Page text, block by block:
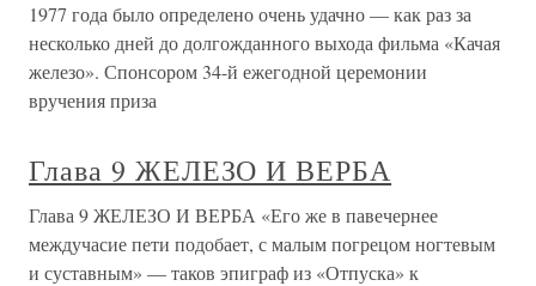
1977 года было определено очень удачно — как раз за
несколько дней до долгожданного выхода фильма «Качая
железо». Спонсором 34-й ежегодной церемонии
вручения приза
Глава 9 ЖЕЛЕЗО И ВЕРБА
Глава 9 ЖЕЛЕЗО И ВЕРБА «Его же в павечернее
междучасие пети подобает, с малым погрецом ногтевым
и суставным» — таков эпиграф из «Отпуска» к